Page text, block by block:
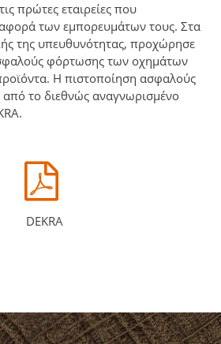
πρώτες εταιρείες που
των εμπορευμάτων τους. Στα
της υπευθυνότητας, προχώρησε
φόρτωσης των οχημάτων
Η πιστοποίηση ασφαλούς
το διεθνώς αναγνωρισμένο
DEKRA